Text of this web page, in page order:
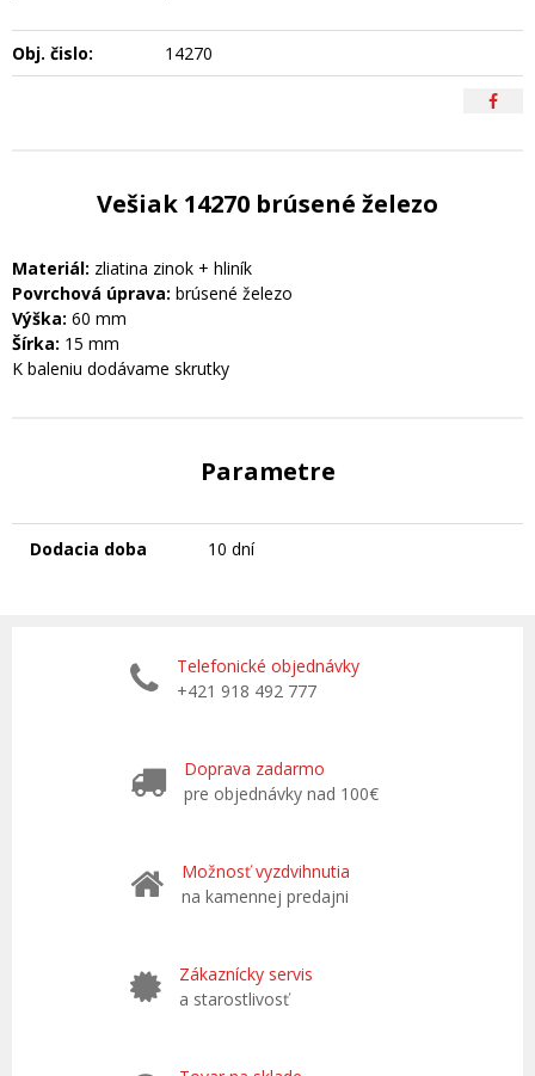
Obj. čislo: 14270
Vešiak 14270 brúsené železo
Materiál: zliatina zinok + hliník
Povrchová úprava: brúsené železo
Výška: 60 mm
Šírka: 15 mm
K baleniu dodávame skrutky
Parametre
Dodacia doba 10 dní
Telefonické objednávky
+421 918 492 777
Doprava zadarmo
pre objednávky nad 100€
Možnosť vyzdvihnutia
na kamennej predajni
Zákaznícky servis
a starostlivosť